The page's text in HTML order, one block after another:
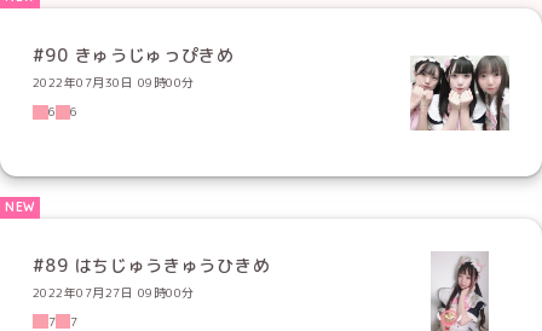
#90 きゅうじゅっぴきめ
2022年07月30日 09時00分
6
6
#89 はちじゅうきゅうひきめ
2022年07月27日 09時00分
7
7